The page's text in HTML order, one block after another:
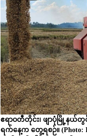
ဧရာဝတီတိုင်း၊ ဖျာပုံမြို့နယ်တွ
ရက်နေ့က တွေ့ရစဉ်။ (Photo: